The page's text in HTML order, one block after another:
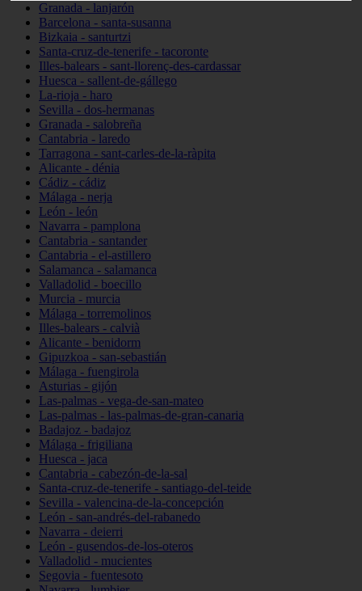
Granada - lanjarón
Barcelona - santa-susanna
Bizkaia - santurtzi
Santa-cruz-de-tenerife - tacoronte
Illes-balears - sant-llorenç-des-cardassar
Huesca - sallent-de-gállego
La-rioja - haro
Sevilla - dos-hermanas
Granada - salobreña
Cantabria - laredo
Tarragona - sant-carles-de-la-ràpita
Alicante - dénia
Cádiz - cádiz
Málaga - nerja
León - león
Navarra - pamplona
Cantabria - santander
Cantabria - el-astillero
Salamanca - salamanca
Valladolid - boecillo
Murcia - murcia
Málaga - torremolinos
Illes-balears - calvià
Alicante - benidorm
Gipuzkoa - san-sebastián
Málaga - fuengirola
Asturias - gijón
Las-palmas - vega-de-san-mateo
Las-palmas - las-palmas-de-gran-canaria
Badajoz - badajoz
Málaga - frigiliana
Huesca - jaca
Cantabria - cabezón-de-la-sal
Santa-cruz-de-tenerife - santiago-del-teide
Sevilla - valencina-de-la-concepción
León - san-andrés-del-rabanedo
Navarra - deierri
León - gusendos-de-los-oteros
Valladolid - mucientes
Segovia - fuentesoto